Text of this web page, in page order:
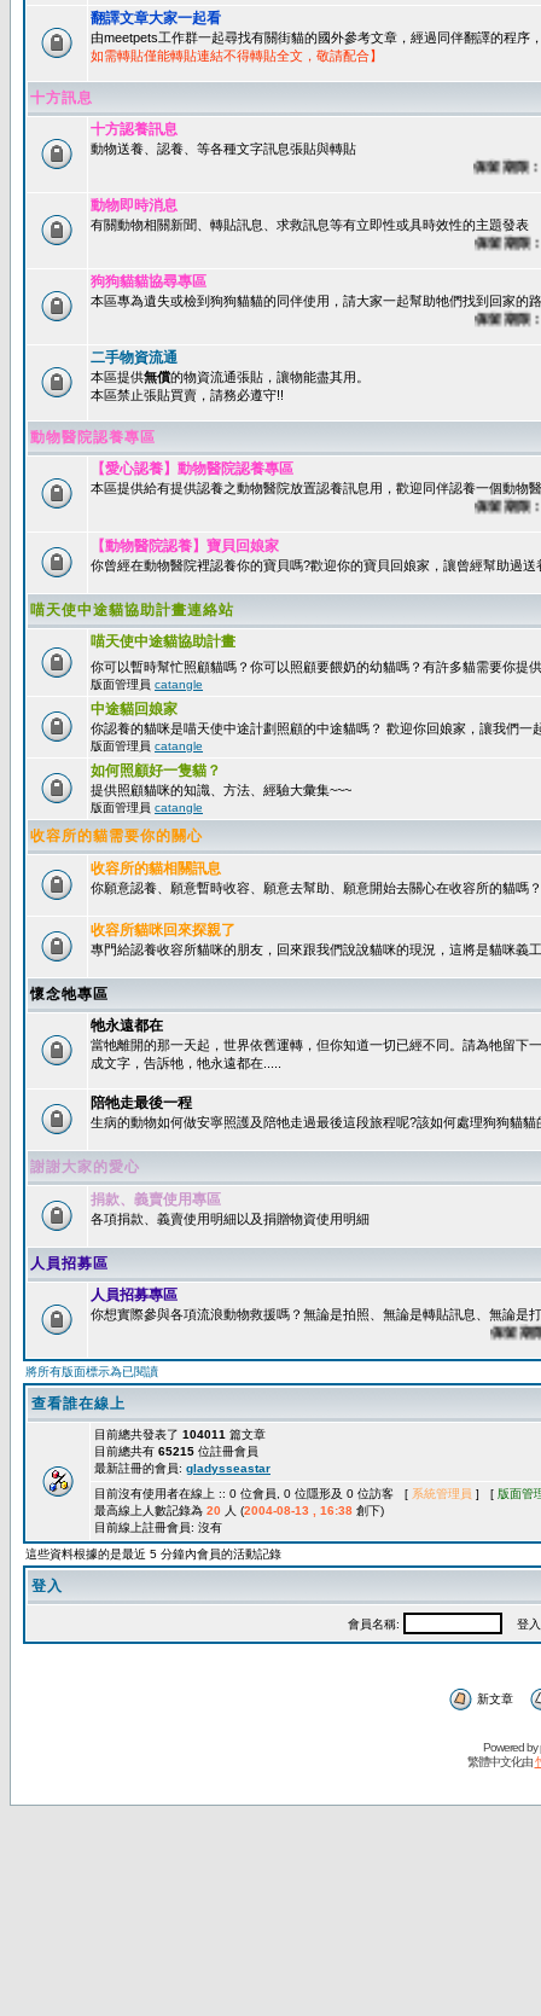
翻譯文章大家一起看
由meetpets工作群一起尋找有關街貓的國外參考文章，經過同伴翻譯的程序
如需轉貼僅能轉貼連結不得轉貼全文，敬請配合】
十方訊息
十方認養訊息
動物送養、認養、等各種文字訊息張貼與轉貼
保留期限：60
動物即時消息
有關動物相關新聞、轉貼訊息、求救訊息等有立即性或具時效性的主題發表
保留期限：
狗狗貓貓協尋專區
本區專為遺失或檢到狗狗貓貓的同伴使用，請大家一起幫助牠們找到回家的
保留期限：
二手物資流通
本區提供無償的物資流通張貼，讓物能盡其用。
本區禁止張貼買賣，請務必遵守!!
動物醫院認養專區
【愛心認養】動物醫院認養專區
本區提供給有提供認養之動物醫院放置認養訊息用，歡迎同伴認養一個動物
保留期限：
【動物醫院認養】寶貝回娘家
你曾經在動物醫院裡認養你的寶貝嗎?歡迎你的寶貝回娘家，讓曾經幫助過
喵天使中途貓協助計畫連絡站
喵天使中途貓協助計畫
你可以暫時幫忙照顧貓嗎？你可以照顧要餵奶的幼貓嗎？有許多貓需要你提
版面管理員 catangle
中途貓回娘家
你認養的貓咪是喵天使中途計劃照顧的中途貓嗎？ 歡迎你回娘家，讓我們一
版面管理員 catangle
如何照顧好一隻貓？
提供照顧貓咪的知識、方法、經驗大彙集~~~
版面管理員 catangle
收容所的貓需要你的關心
收容所的貓相關訊息
你願意認養、願意暫時收容、願意去幫助、願意開始去關心在收容所的貓嗎？
收容所貓咪回來探親了
專門給認養收容所貓咪的朋友，回來跟我們說說貓咪的現況，這將是貓咪義
懷念牠專區
牠永遠都在
當牠離開的那一天起，世界依舊運轉，但你知道一切已經不同。請為牠留下
成文字，告訴牠，牠永遠都在.....
陪牠走最後一程
生病的動物如何做安寧照護及陪牠走過最後這段旅程呢?該如何處理狗狗貓貓
謝謝大家的愛心
捐款、義賣使用專區
各項捐款、義賣使用明細以及捐贈物資使用明細
人員招募區
人員招募專區
你想實際參與各項流浪動物救援嗎？無論是拍照、無論是轉貼訊息、無論是
保留期限
將所有版面標示為已閱讀
查看誰在線上
目前總共發表了 104011 篇文章
目前總共有 65215 位註冊會員
最新註冊的會員: gladysseastar
目前沒有使用者在線上 :: 0 位會員, 0 位隱形及 0 位訪客 [ 系統管理員 ] [ 版面管
最高線上人數記錄為 20 人 (2004-08-13 , 16:38 創下)
目前線上註冊會員: 沒有
這些資料根據的是最近 5 分鐘內會員的活動記錄
登入
會員名稱: 登入
新文章
Powered by
繁體中文化由